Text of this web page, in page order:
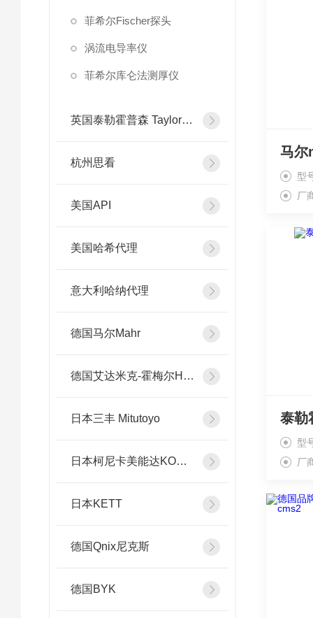
菲希尔Fischer探头
涡流电导率仪
菲希尔库仑法测厚仪
英国泰勒霍普森 Taylor Hobson
杭州思看
美国API
美国哈希代理
意大利哈纳代理
德国马尔Mahr
德国艾达米克-霍梅尔Hommel
日本三丰 Mitutoyo
日本柯尼卡美能达KONICA MINOLTA
日本KETT
德国Qnix尼克斯
德国BYK
马尔
型
厂
型
厂